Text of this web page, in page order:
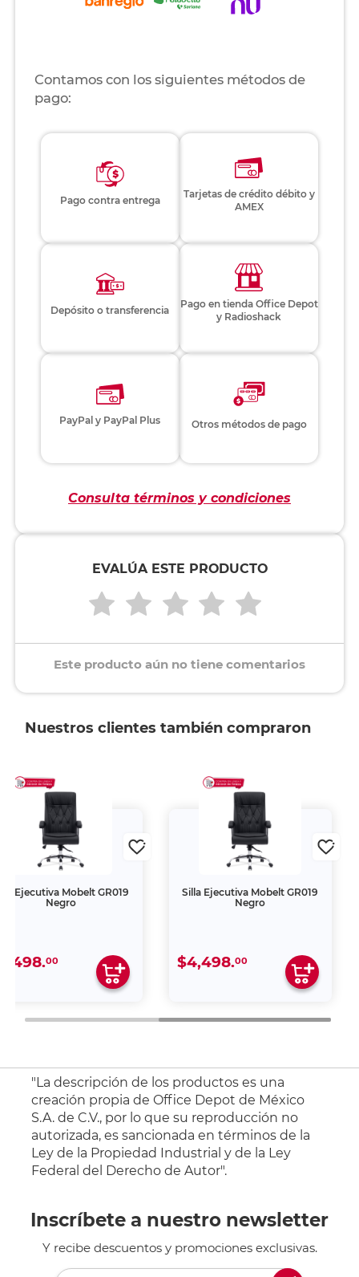
Contamos con los siguientes métodos de
pago:
Pago contra entrega
Tarjetas de crédito débito y
AMEX
Depósito o transferencia
Pago en tienda Office Depot
y Radioshack
PayPal y PayPal Plus Otros métodos de pago
Consulta términos y condiciones
EVALÚA ESTE PRODUCTO
Este producto aún no tiene comentarios
Nuestros clientes también compraron
Ejecutiva Mobelt GR019
Negro
00
Silla Ejecutiva Mobelt GR019
Negro
$4,498.00
"La descripción de los productos es una
creación propia de Office Depot de México
S.A. de C.V., por lo que su reproducción no
autorizada, es sancionada en términos de la
Ley de la Propiedad Industrial y de la Ley
Federal del Derecho de Autor".
Inscríbete a nuestro newsletter
Y recibe descuentos y promociones exclusivas.